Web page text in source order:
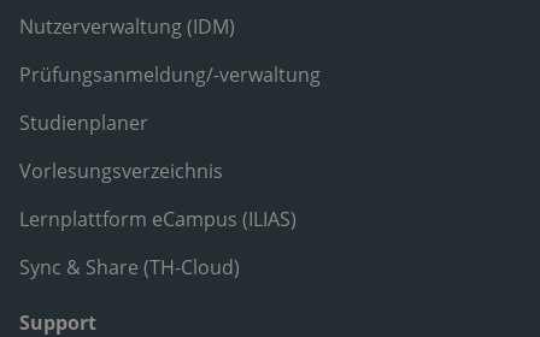
Nutzerverwaltung (IDM)
Prüfungsanmeldung/-verwaltung
Studienplaner
Vorlesungsverzeichnis
Lernplattform eCampus (ILIAS)
Sync & Share (TH-Cloud)
Support